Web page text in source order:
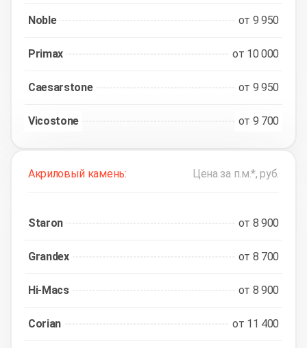
Noble от 9 950
Primax от 10 000
Caesarstone от 9 950
Vicostone от 9 700
Акриловый камень: Цена за п.м.*, руб.
Staron от 8 900
Grandex от 8 700
Hi-Macs от 8 900
Corian от 11 400